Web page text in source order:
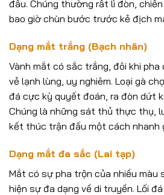
đầu. Chúng thường rất lì đòn,
bao giờ chùn bước trước kẻ địch
Dạng mắt trắng (Bạch nhãn)
Vành mắt có sắc trắng, đôi khi
vẻ lạnh lùng, uy nghiêm. Loại gà
đá cực kỳ quyết đoán, ra đòn dứt
Chúng là những sát thủ thực thụ,
kết thúc trận đấu một cách nhanh
Dạng mắt đa sắc (Lai tạp)
Mắt có sự pha trộn của nhiều màu
hiện sự đa dạng về di truyền. Lối